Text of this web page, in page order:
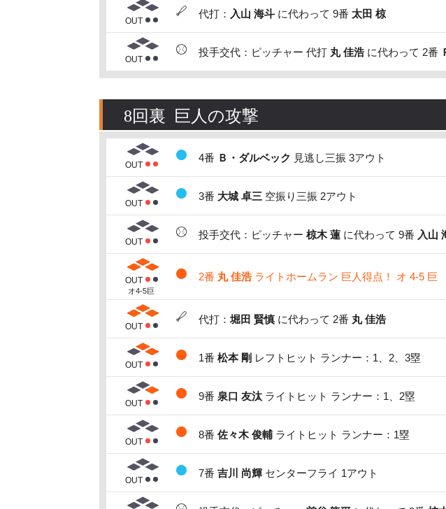
OUT
代打： 入山 海斗 に代わって 9番 太田 椋
OUT
投手交代：ピッチャー 代打 丸 佳浩 に代わって 2番
8回裏 巨人の攻撃
OUT
4番 Ｂ・ダルベック 見逃し三振 3アウト
OUT
3番 大城 卓三 空振り三振 2アウト
OUT
投手交代：ピッチャー 椋木 蓮 に代わって 9番 入山
OUT
オ4-5巨
2番 丸 佳浩 ライトホームラン 巨人得点！ オ 4-5 巨
OUT
代打：堀田 賢慎 に代わって 2番 丸 佳浩
OUT
1番 松本 剛 レフトヒット ランナー：1、2、3塁
OUT
9番 泉口 友汰 ライトヒット ランナー：1、2塁
OUT
8番 佐々木 俊輔 ライトヒット ランナー：1塁
OUT
7番 吉川 尚輝 センターフライ 1アウト